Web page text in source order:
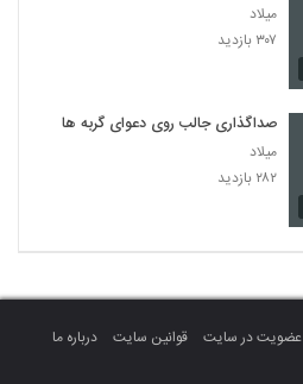
میلاد
۳۰۷ بازدید
صداگذاری جالب روی دعوای گربه ها
میلاد
۲۸۲ بازدید
عضویت در سایت قوانین سایت
درباره ما